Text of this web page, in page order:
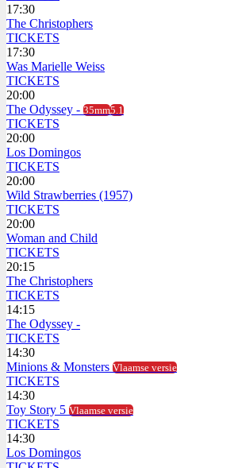
17:30
The Christophers
TICKETS
17:30
Was Marielle Weiss
TICKETS
20:00
The Odyssey - 35mm5.1
TICKETS
20:00
Los Domingos
TICKETS
20:00
Wild Strawberries (1957)
TICKETS
20:00
Woman and Child
TICKETS
20:15
The Christophers
TICKETS
14:15
The Odyssey -
TICKETS
14:30
Minions & Monsters Vlaamse versie
TICKETS
14:30
Toy Story 5 Vlaamse versie
TICKETS
14:30
Los Domingos